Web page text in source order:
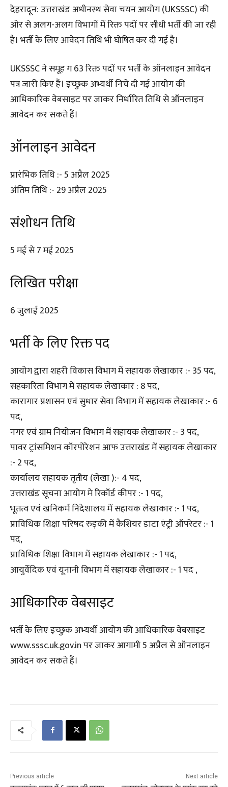
देहरादून: उत्तराखंड अधीनस्थ सेवा चयन आयोग (UKSSSC) की
ओर से अलग-अलग विभागों में रिक्त पदों पर सीधी भर्ती की जा रही
है। भर्ती के लिए आवेदन तिथि भी घोषित कर दी गई है।
UKSSSC ने समूह ग 63 रिक्त पदों पर भर्ती के ऑनलाइन आवेदन
पत्र जारी किए हैं। इच्छुक अभ्यर्थी निचे दी गई आयोग की
आधिकारिक वेबसाइट पर जाकर निर्धारित तिथि से ऑनलाइन
आवेदन कर सकते हैं।
ऑनलाइन आवेदन
प्रारंभिक तिथि :- 5 अप्रैल 2025
अंतिम तिथि :- 29 अप्रैल 2025
संशोधन तिथि
5 मई से 7 मई 2025
लिखित परीक्षा
6 जुलाई 2025
भर्ती के लिए रिक्त पद
आयोग द्वारा शहरी विकास विभाग में सहायक लेखाकार :- 35 पद,
सहकारिता विभाग में सहायक लेखाकार : 8 पद,
कारागार प्रशासन एवं सुधार सेवा विभाग में सहायक लेखाकार :- 6
पद,
नगर एवं ग्राम नियोजन विभाग में सहायक लेखाकार :- 3 पद,
पावर ट्रांसमिशन कॉरपोरेशन आफ उत्तराखंड में सहायक लेखाकार
:- 2 पद,
कार्यालय सहायक तृतीय (लेखा ):- 4 पद,
उत्तराखंड सूचना आयोग मे रिकॉर्ड कीपर :- 1 पद,
भूतत्व एवं खनिकर्म निदेशालय में सहायक लेखाकार :- 1 पद,
प्राविधिक शिक्षा परिषद रुड़की में कैशियर डाटा एंट्री ऑपरेटर :- 1
पद,
प्राविधिक शिक्षा विभाग में सहायक लेखाकार :- 1 पद,
आयुर्वेदिक एवं यूनानी विभाग में सहायक लेखाकार :- 1 पद ,
आधिकारिक वेबसाइट
भर्ती के लिए इच्छुक अभ्यर्थी आयोग की आधिकारिक वेबसाइट
www.sssc.uk.gov.in पर जाकर आगामी 5 अप्रैल से ऑनलाइन
आवेदन कर सकते हैं।
Previous article Next article